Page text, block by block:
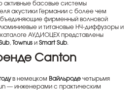
басовые системы
акустики Германии с более чем
фирменный волновой
и титановые НЧ-диффузоры и
АУДИОЦЕХ представлены
, Townus и Smart Sub.
Canton
в немецком Вайльроде четырьмя
— инженерами с практическим